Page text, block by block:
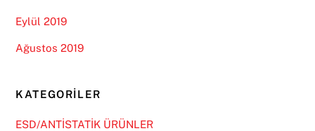
Eylül 2019
Ağustos 2019
KATEGORILER
ESD/ANTİSTATİK ÜRÜNLER